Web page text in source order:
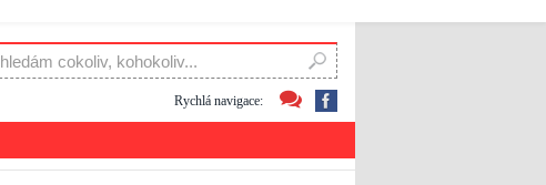
Rychlá navigace: